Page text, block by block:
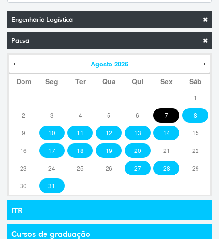
Engenharia Logística
Pausa
Agosto 2026
Dom Seg Ter Qua Qui Sex Sáb
1
2 3 4 5 6 7 8
9 10 11 12 13 14 15
16 17 18 19 20 21 22
23 24 25 26 27 28 29
30 31
ITR
Cursos de graduação